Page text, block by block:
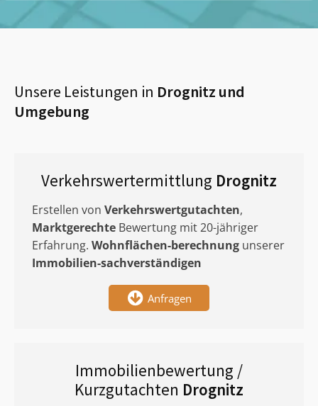
Unsere Leistungen in Drognitz und
Umgebung
Verkehrswertermittlung Drognitz
Erstellen von Verkehrswertgutachten,
Marktgerechte Bewertung mit 20-jähriger
Erfahrung. Wohnflächen-berechnung unserer
Immobilien-sachverständigen
Anfragen
Immobilienbewertung /
Kurzgutachten Drognitz